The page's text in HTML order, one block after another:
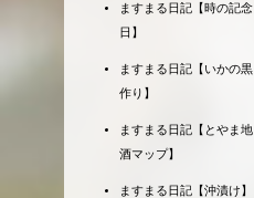
ますまる日記【時の記念
日】
ますまる日記【いかの黒
作り】
ますまる日記【とやま地
酒マップ】
ますまる日記【沖漬け】